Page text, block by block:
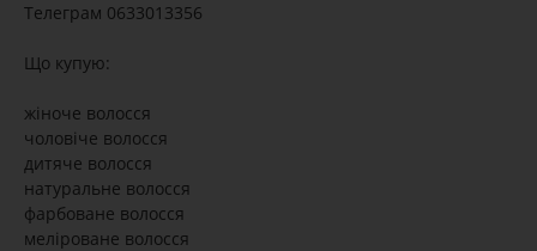
Телеграм 0633013356
Що купую:
жіноче волосся
чоловіче волосся
дитяче волосся
натуральне волосся
фарбоване волосся
меліроване волосся